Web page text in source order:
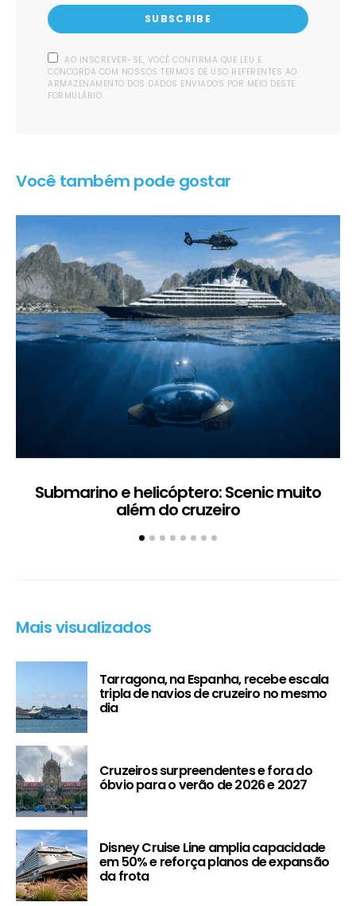
SUBSCRIBE
AO INSCREVER-SE, VOCÊ CONFIRMA QUE LEU E
CONCORDA COM NOSSOS TERMOS DE USO REFERENTES AO
ARMAZENAMENTO DOS DADOS ENVIADOS POR MEIO DESTE
FORMULÁRIO.
Você também pode gostar
Submarino e helicóptero: Scenic muito
além do cruzeiro
Mais visualizados
Tarragona, na Espanha, recebe escala
tripla de navios de cruzeiro no mesmo
dia
Cruzeiros surpreendentes e fora do
óbvio para o verão de 2026 e 2027
Disney Cruise Line amplia capacidade
em 50% e reforça planos de expansão
da frota